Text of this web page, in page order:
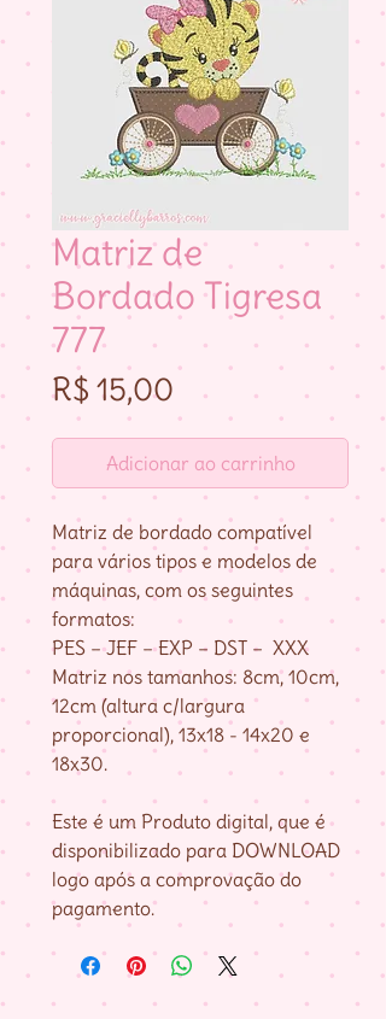
Matriz de
Bordado Tigresa
777
R$ 15,00 Preço
Adicionar ao carrinho
Matriz de bordado compatível
para vários tipos e modelos de
máquinas, com os seguintes
formatos:
PES – JEF – EXP – DST – XXX
Matriz nos tamanhos: 8cm, 10cm,
12cm (altura c/largura
proporcional), 13x18 - 14x20 e
18x30.
Este é um Produto digital, que é
disponibilizado para DOWNLOAD
logo após a comprovação do
pagamento.